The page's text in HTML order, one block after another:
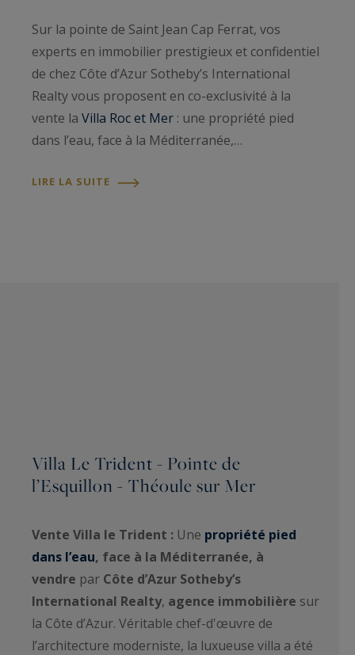
Sur la pointe de Saint Jean Cap Ferrat, vos
experts en immobilier prestigieux et confidentiel
de chez Côte d’Azur Sotheby’s International
Realty vous proposent en co-exclusivité à la
vente la Villa Roc et Mer : une propriété pied
dans l’eau, face à la Méditerranée,…
LIRE LA SUITE
Villa Le Trident - Pointe de
l’Esquillon - Théoule sur Mer
Vente Villa le Trident : Une propriété pied
dans l’eau, face à la Méditerranée, à
vendre par Côte d’Azur Sotheby’s
International Realty, agence immobilière sur
la Côte d’Azur. Véritable chef-d'œuvre de
l’architecture moderniste, la luxueuse villa a été